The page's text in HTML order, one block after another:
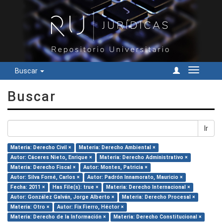
Buscar
Cambiar
Buscar
Ir
Materia: Derecho Civil ×
Materia: Derecho Ambiental ×
Autor: Cáceres Nieto, Enrique ×
Materia: Derecho Administrativo ×
Materia: Derecho Fiscal ×
Autor: Montes, Patricia ×
Autor: Silva Forné, Carlos ×
Autor: Padrón Innamorato, Mauricio ×
Fecha: 2011 ×
Has File(s): true ×
Materia: Derecho Internacional ×
Autor: González Galván, Jorge Alberto ×
Materia: Derecho Procesal ×
Materia: Otro ×
Autor: Fix Fierro, Héctor ×
Materia: Derecho de la Información ×
Materia: Derecho Constitucional ×